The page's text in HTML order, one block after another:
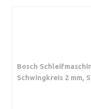
Bosch
Schwingkreis 2 mm,